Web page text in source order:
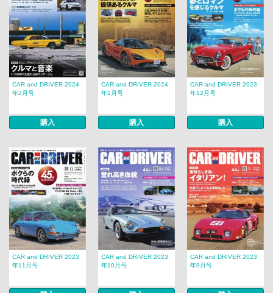
CAR and DRIVER 2024
年2月号
購入
CAR and DRIVER 2024
年1月号
購入
CAR and DRIVER 2023
年12月号
購入
CAR and DRIVER 2023
年11月号
CAR and DRIVER 2023
年10月号
CAR and DRIVER 2023
年9月号